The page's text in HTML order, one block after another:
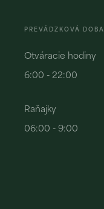
PREVÁDZKOVÁ DOBA
Otváracie hodiny
6:00 - 22:00
Raňajky
06:00 - 9:00